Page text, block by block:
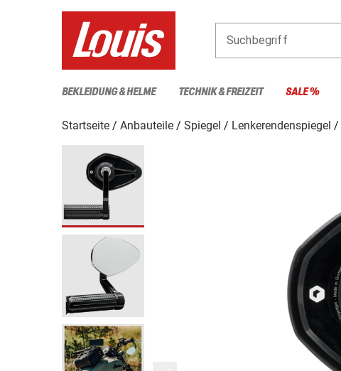
Suchbegriff
BEKLEIDUNG & HELME TECHNIK & FREIZEIT SALE %
Startseite Anbauteile Spiegel Lenkerendenspiegel